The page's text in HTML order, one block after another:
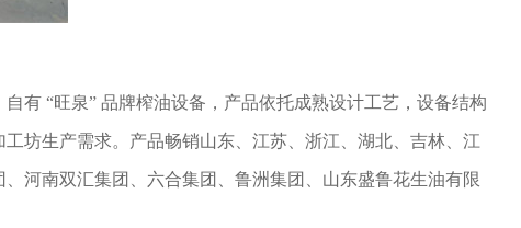
有 “旺泉” 品牌榨油设备，产品依托成熟设计工艺，设备结构
坊生产需求。产品畅销山东、江苏、浙江、湖北、吉林、江
河南双汇集团、六合集团、鲁洲集团、山东盛鲁花生油有限